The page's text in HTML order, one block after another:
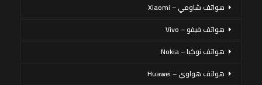
هواتف شاومي – Xiaomi
هواتف فيفو – Vivo
هواتف نوكيا – Nokia
هواتف هواوي – Huawei